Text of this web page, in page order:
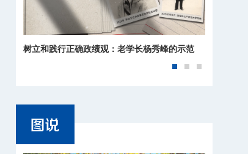
树立和践行正确政绩观：老学长杨秀峰的示范